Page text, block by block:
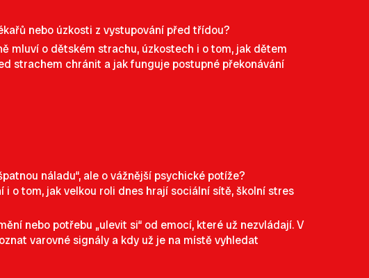
nebo úzkosti z vystupování před třídou?
mluví o dětském strachu, úzkostech i o tom, jak dětem
strachem chránit a jak funguje postupné překonávání
náladu“, ale o vážnější psychické potíže?
o tom, jak velkou roli dnes hrají sociální sítě, školní stres
nebo potřebu „ulevit si“ od emocí, které už nezvládají. V
varovné signály a kdy už je na místě vyhledat